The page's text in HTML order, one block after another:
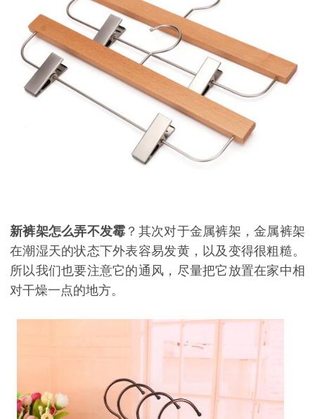
新裤架怎么弄不发霉 ？其次对于金属裤架，金属裤架
在潮湿天的状态下外表容易发黄，以及变得很粗糙。
所以我们也要注意它的通风，尽量把它放置在家中相
对干燥一点的地方。